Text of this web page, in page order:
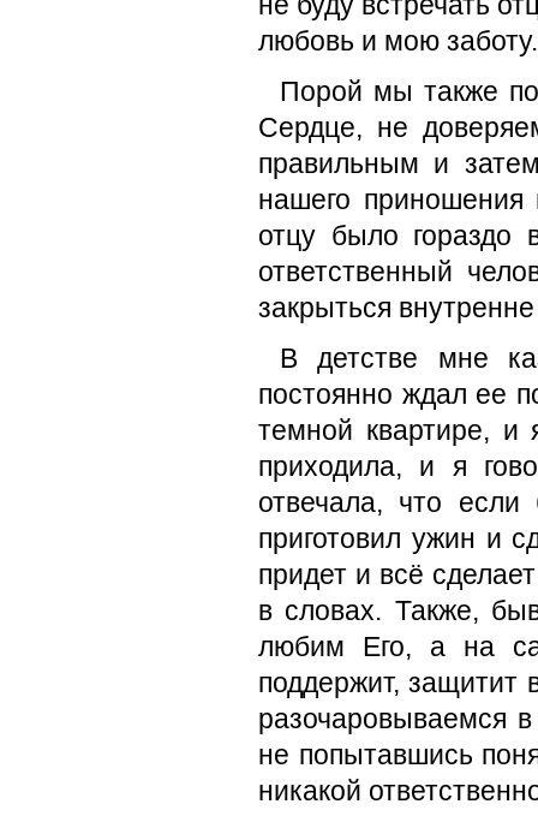
любовь и мою заботу.
Порой мы также
Сердце, не
правильным и
нашего
отцу было гораздо
ответственный
закрыться
В детстве мне
постоянно ждал ее
темной квартире, и
приходила, и я
отвечала, что
приготовил ужин и
придет и всё
в словах. Также,
любим Его, а на
поддержит, защитит
разочаровываемся
не попытавшись
никакой